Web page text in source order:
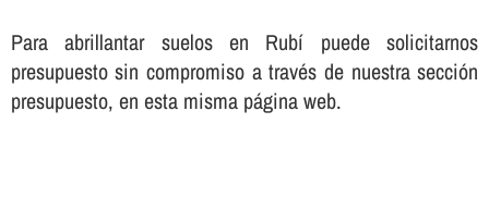
Para abrillantar suelos en Rubí puede solicitarnos
presupuesto sin compromiso a través de nuestra sección
presupuesto, en esta misma página web.